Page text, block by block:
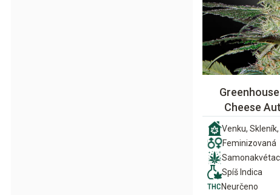
Cheese
Venku,
Feminizovaná
Spíš Indica
Neurčeno